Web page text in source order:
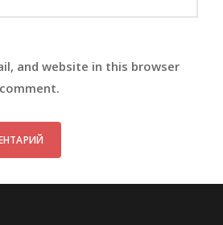
and website in this browser